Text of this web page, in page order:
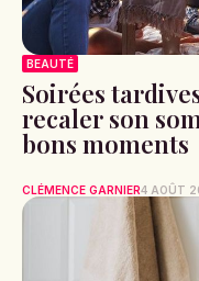
BEAUTÉ
Soirées
recaler son
bons moments
CLÉMENCE GARNIER4 AOÛT